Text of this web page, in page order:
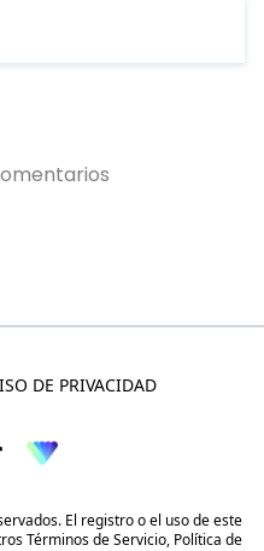
DE PRIVACIDAD
El registro o el uso de este
Términos de Servicio, Política de